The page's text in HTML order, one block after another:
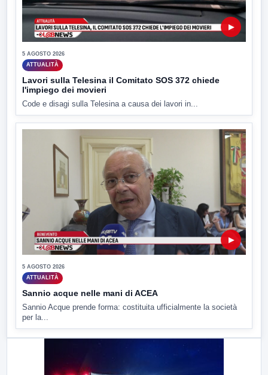
▶
5 AGOSTO 2026
ATTUALITÀ
Lavori sulla Telesina il Comitato SOS 372 chiede
l'impiego dei movieri
Code e disagi sulla Telesina a causa dei lavori in...
▶
5 AGOSTO 2026
ATTUALITÀ
Sannio acque nelle mani di ACEA
Sannio Acque prende forma: costituita ufficialmente la società
per la...